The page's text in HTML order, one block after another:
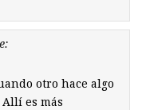
otro hace algo
es más